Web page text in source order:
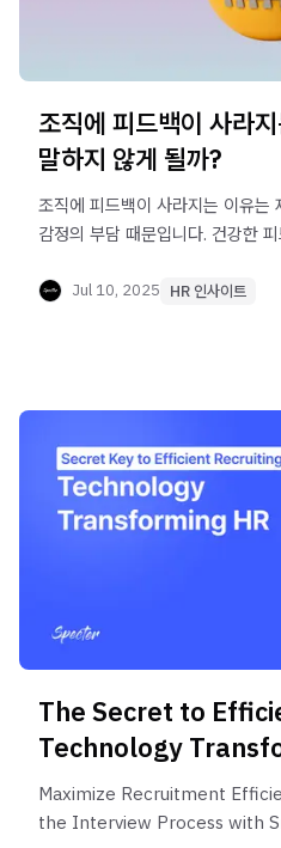
조직에 피드백이 사라
말하지 않게 될까?
조직에 피드백이 사라지는 이유는
감정의 부담 때문입니다. 건강한
Jul 10, 2025 HR 인사이트
The Secret to
Technology
Maximize Recruitment
the Interview Process with